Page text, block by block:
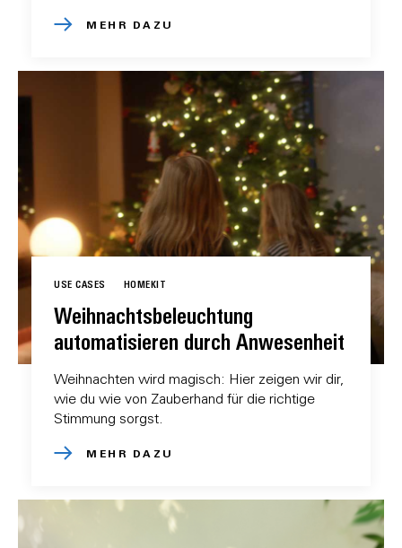
MEHR DAZU
USE CASES HOMEKIT
Weihnachtsbeleuchtung
automatisieren durch Anwesenheit
Weihnachten wird magisch: Hier zeigen wir dir,
wie du wie von Zauberhand für die richtige
Stimmung sorgst.
MEHR DAZU